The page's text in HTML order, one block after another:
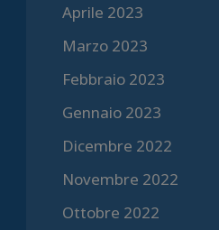
Aprile 2023
Marzo 2023
Febbraio 2023
Gennaio 2023
Dicembre 2022
Novembre 2022
Ottobre 2022